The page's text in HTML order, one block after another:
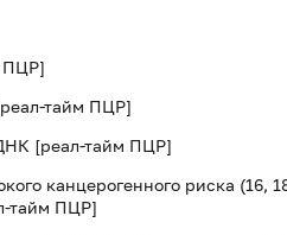
ПЦР]
тайм ПЦР]
[реал-тайм ПЦР]
канцерогенного риска (16,
тайм ПЦР]